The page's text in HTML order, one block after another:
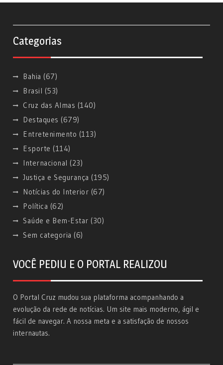
Categorias
Bahia (67)
Brasil (53)
Cruz das Almas (140)
Destaques (679)
Entretenimento (113)
Esporte (114)
Internacional (23)
Justiça e Segurança (195)
Notícias do Interior (67)
Política (62)
Saúde e Bem-Estar (30)
Sem categoria (6)
VOCÊ PEDIU E O PORTAL REALIZOU
O Portal Cruz mudou sua plataforma acompanhando a
evolução da rede de notícias. Um site mais moderno, ágil e
fácil de navegar. A nossa meta e a satisfação de nossos
internautas.